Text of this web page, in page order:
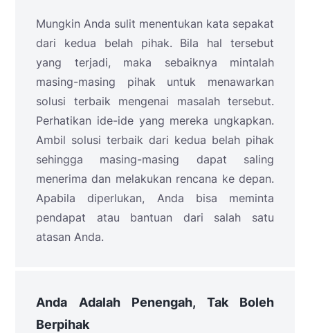
Mungkin Anda sulit menentukan kata sepakat
dari kedua belah pihak. Bila hal tersebut
yang terjadi, maka sebaiknya mintalah
masing-masing pihak untuk menawarkan
solusi terbaik mengenai masalah tersebut.
Perhatikan ide-ide yang mereka ungkapkan.
Ambil solusi terbaik dari kedua belah pihak
sehingga masing-masing dapat saling
menerima dan melakukan rencana ke depan.
Apabila diperlukan, Anda bisa meminta
pendapat atau bantuan dari salah satu
atasan Anda.
Anda Adalah Penengah, Tak Boleh
Berpihak